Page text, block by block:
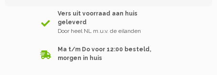
Vers uit voorraad aan huis
geleverd
Door heel NL m.u.v. de eilanden
Ma t/m Do voor 12:00 besteld,
morgen in huis